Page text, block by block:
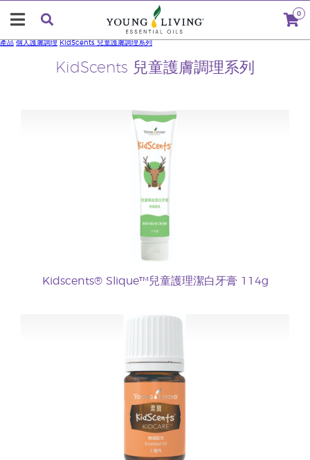
0
KidScents 兒童護膚調理系列
產品 個人護膚調理 KidScents 兒童護膚調理系列
Kidscents® Slique™兒童護理潔白牙膏 114g